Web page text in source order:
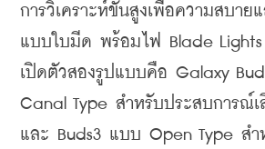
การวิเคราะห์ขั้นสูงเพื่อความสบาย
แบบใบมีด พร้อมไฟ Blade
เปิดตัวสองรูปแบบคือ Galaxy
Canal Type สำหรับประสบการณ์เ
และ Buds3 แบบ Open Type สำ